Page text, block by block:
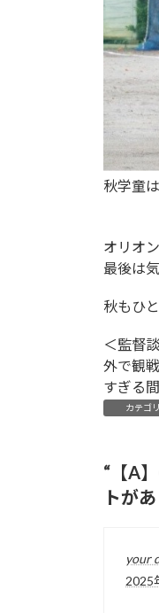
秋学童
オリオ
最後は
秋もひ
＜監督
外で観
すぎる間
カテゴ
“ 【A
トがあ
your
2025